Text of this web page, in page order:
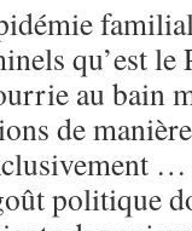
qu’est
au bain
de
…
politique